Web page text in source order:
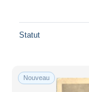
Statut
Nouveau